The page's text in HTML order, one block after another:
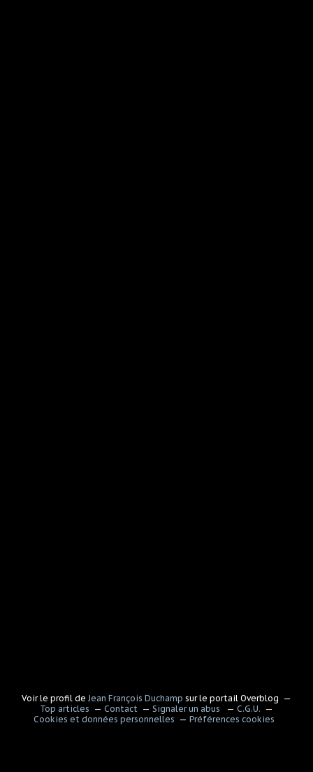
Voir le profil de Jean François Duchamp sur le portail Overblog
Top articles
Contact Signaler un abus
C.G.U.
Cookies et données personnelles
Préférences cookies